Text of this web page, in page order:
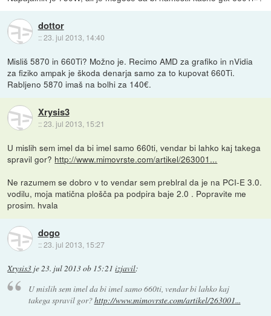
dottor
::23. jul 2013, 14:40
Misliš 5870 in 660Ti? Možno je. Recimo AMD za grafiko in nVidia
za fiziko ampak je škoda denarja samo za to kupovat 660Ti.
Rabljeno 5870 imaš na bolhi za 140€.
Xrysis3
::23. jul 2013, 15:21
U mislih sem imel da bi imel samo 660ti, vendar bi lahko kaj takega
spravil gor? http://www.mimovrste.com/artikel/263001...
Ne razumem se dobro v to vendar sem preblral da je na PCI-E 3.0.
vodilu, moja matična plošča pa podpira baje 2.0 . Popravite me
prosim. hvala
dogo
::23. jul 2013, 15:27
Xrysis3 je23. jul 2013 ob 15:21 izjavil:
U mislih sem imel da bi imel samo 660ti, vendar bi lahko kaj
takega spravil gor?http://www.mimovrste.com/artikel/263001...